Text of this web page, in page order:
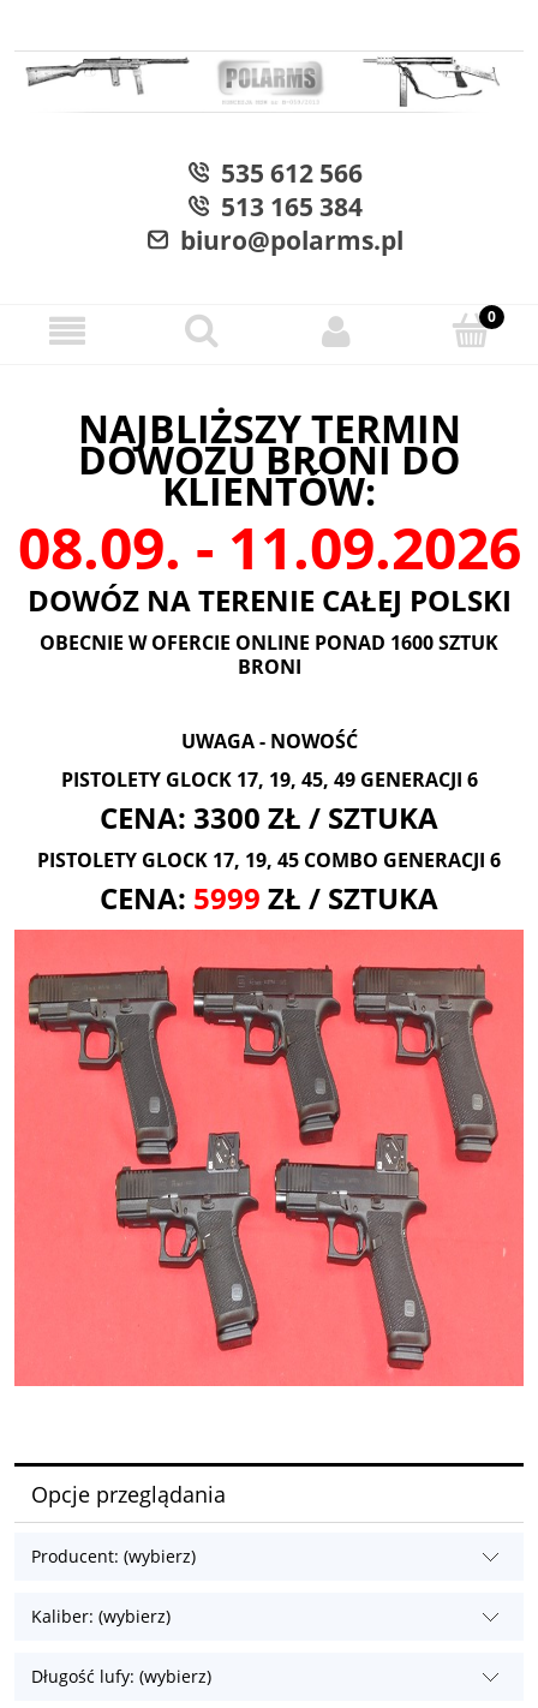
535 612 566
513 165 384
biuro@polarms.pl
NAJBLIŻSZY TERMIN
DOWOZU BRONI DO
KLIENTÓW:
08.09. - 11.09.2026
DOWÓZ NA TERENIE CAŁEJ POLSKI
OBECNIE W OFERCIE ONLINE PONAD 1600 SZTUK
BRONI
UWAGA - NOWOŚĆ
PISTOLETY GLOCK 17, 19, 45, 49 GENERACJI 6
CENA: 3300 ZŁ / SZTUKA
PISTOLETY GLOCK 17, 19, 45 COMBO GENERACJI 6
CENA: 5999 ZŁ / SZTUKA
Opcje przeglądania
Producent: (wybierz)
Kaliber: (wybierz)
Długość lufy: (wybierz)